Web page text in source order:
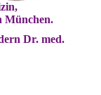
München.
Dr. med.